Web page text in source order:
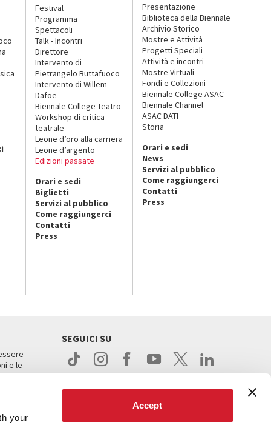
your
Accept
Festival
Programma
Spettacoli
Talk - Incontri
Direttore
Intervento di
Pietrangelo Buttafuoco
Intervento di Willem
Dafoe
Biennale College Teatro
Workshop di critica
teatrale
Leone d’oro alla carriera
Leone d’argento
Edizioni passate
Orari e sedi
Biglietti
Servizi al pubblico
Come raggiungerci
Contatti
Press
Presentazione
Biblioteca della Biennale
Archivio Storico
Mostre e Attività
Progetti Speciali
Attività e incontri
Mostre Virtuali
Fondi e Collezioni
Biennale College ASAC
Biennale Channel
ASAC DATI
Storia
Orari e sedi
News
Servizi al pubblico
Come raggiungerci
Contatti
Press
e le
SEGUICI SU